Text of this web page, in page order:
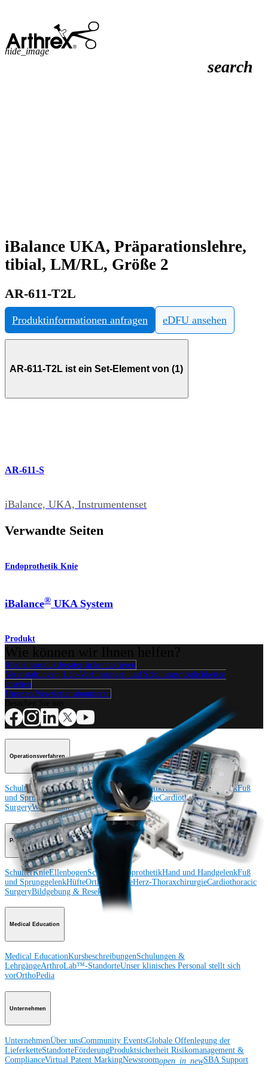
search
hide_image
iBalance UKA, Präparationslehre,
tibial, LM/RL, Größe 2
AR-611-T2L
Produktinformationen anfragen eDFU ansehen
AR-611-T2L ist ein Set-Element von (1)
AR-611-S
iBalance, UKA, Instrumentenset
Verwandte Seiten
Endoprothetik Knie
iBalance® UKA System
Produkt
Medizinproduktberater:in kontaktieren
Veranstaltungen, Lab-Vorführungen und Schulungsmöglichkeiten
ansehen
Unseren Newsletter abonnieren
Operationsverfahren
SchulterKnieEllenbogenSchulterendoprothetikHand und HandgelenkFuß
und SprunggelenkTraumaHüfte OrthobiologieCardiothoracic
SurgeryWirbelsäule
Produkt
SchulterKnieEllenbogenSchulterendoprothetikHand und HandgelenkFuß
und SprunggelenkHüfteOrthobiologieHerz-ThoraxchirurgieCardiothoracic
SurgeryBildgebung & Resektion
Medical Education
Medical EducationKursbeschreibungenSchulungen &
LehrgängeArthroLab™-StandorteUnser klinisches Personal stellt sich
vorOrthoPedia
Unternehmen
UnternehmenÜber unsCommunity EventsGlobale Offenlegung der
LieferketteStandorteFörderungProduktsicherheit Risikomanagement &
ComplianceVirtual Patent MarkingNewsroomopen_in_newSBA Support